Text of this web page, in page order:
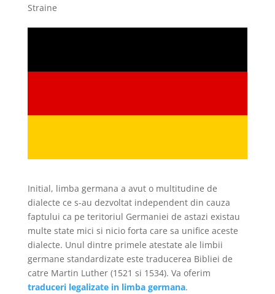
Straine
Initial, limba germana a avut o multitudine de
dialecte ce s-au dezvoltat independent din cauza
faptului ca pe teritoriul Germaniei de astazi existau
multe state mici si nicio forta care sa unifice aceste
dialecte. Unul dintre primele atestate ale limbii
germane standardizate este traducerea Bibliei de
catre Martin Luther (1521 si 1534). Va oferim
traduceri legalizate in limba germana.